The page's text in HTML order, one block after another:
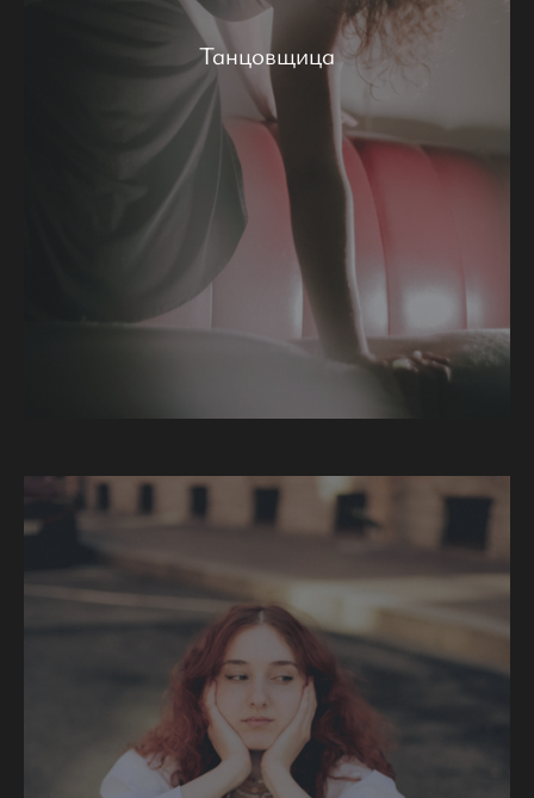
Танцовщица